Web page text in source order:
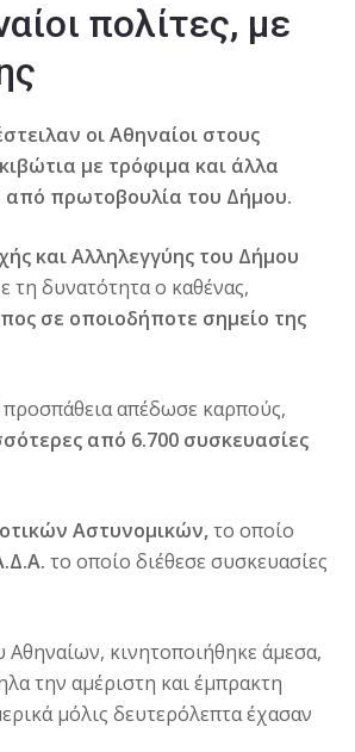
πολίτες, με
οι Αθηναίοι στους
με τρόφιμα και άλλα
από πρωτοβουλία του Δήμου.
και Αλληλεγγύης του Δήμου
τη δυνατότητα ο καθένας,
σε οποιοδήποτε σημείο της
απέδωσε καρπούς,
από 6.700 συσκευασίες
Αστυνομικών,το οποίο
το οποίο διέθεσε συσκευασίες
κινητοποιήθηκε άμεσα,
την αμέριστη και έμπρακτη
μόλις δευτερόλεπτα έχασαν